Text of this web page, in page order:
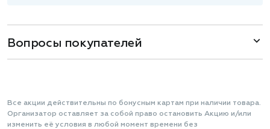
Вопросы покупателей
Все акции действительны по бонусным картам при наличии товара.
Организатор оставляет за собой право остановить Акцию и/или
изменить её условия в любой момент времени без